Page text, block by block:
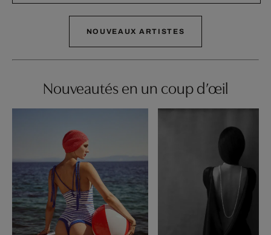
NOUVEAUX ARTISTES
Nouveautés en un coup d’œil